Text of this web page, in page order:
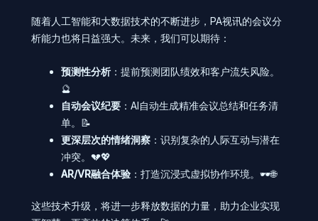
随着人工智能和大数据技术的不断进步，PA视讯的会议分
析能力也将日益强大。未来，我们可以期待：
预测性分析：提前预测团队绩效和客户流失风险。
🔮
自动会议纪要 ：AI自动生成精准会议总结和任务清
单。📝
更深层次的情绪洞察 ：识别复杂的人际互动与潜在
冲突。💔💖
AR/VR融合体验 ：打造沉浸式虚拟协作环境。🕶️🌐
这些技术升级，将进一步释放数据的力量，助力企业实现